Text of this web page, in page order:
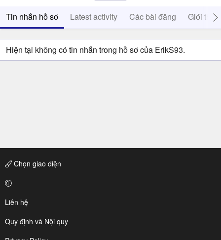
Tin nhắn hồ sơ Latest activity Các bài đăng Giới thiệu
Hiện tại không có tin nhắn trong hồ sơ của ErikS93.
Chọn giao diện
Liên hệ
Quy định và Nội quy